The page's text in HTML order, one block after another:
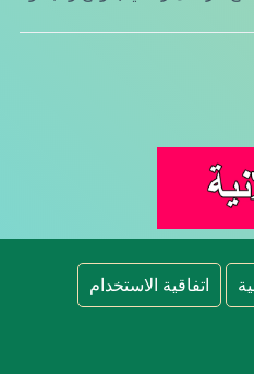
اتفاقية الاستخدام